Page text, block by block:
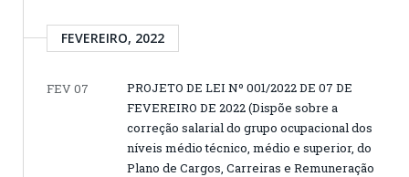
FEVEREIRO, 2022
FEV 07
PROJETO DE LEI Nº 001/2022 DE 07 DE
FEVEREIRO DE 2022 (Dispõe sobre a
correção salarial do grupo ocupacional dos
níveis médio técnico, médio e superior, do
Plano de Cargos, Carreiras e Remuneração